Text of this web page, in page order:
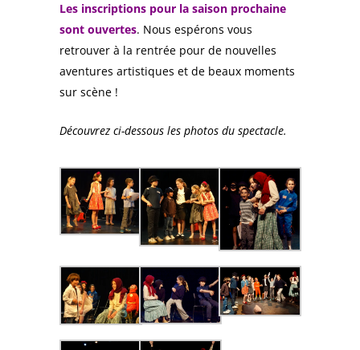
Les inscriptions pour la saison prochaine
sont ouvertes. Nous espérons vous
retrouver à la rentrée pour de nouvelles
aventures artistiques et de beaux moments
sur scène !
Découvrez ci-dessous les photos du spectacle.